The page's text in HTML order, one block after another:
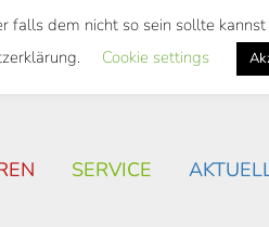
SERVICE
dem nicht so sein sollte
Cookie settings